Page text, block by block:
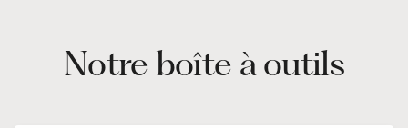
Notre boîte à outils